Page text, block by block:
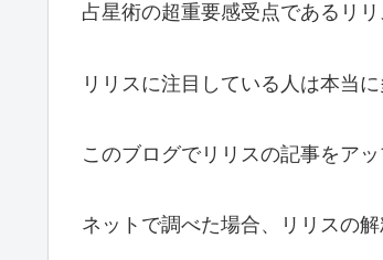
占星術の超重要感受点であるリリ
リリスに注目している人は本当に
このブログでリリスの記事をア
ネットで調べた場合、リリスの